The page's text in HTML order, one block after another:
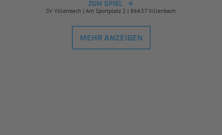
ZUM SPIEL
SV Villenbach | Am Sportplatz 2 | 86637 Villenbach
MEHR ANZEIGEN